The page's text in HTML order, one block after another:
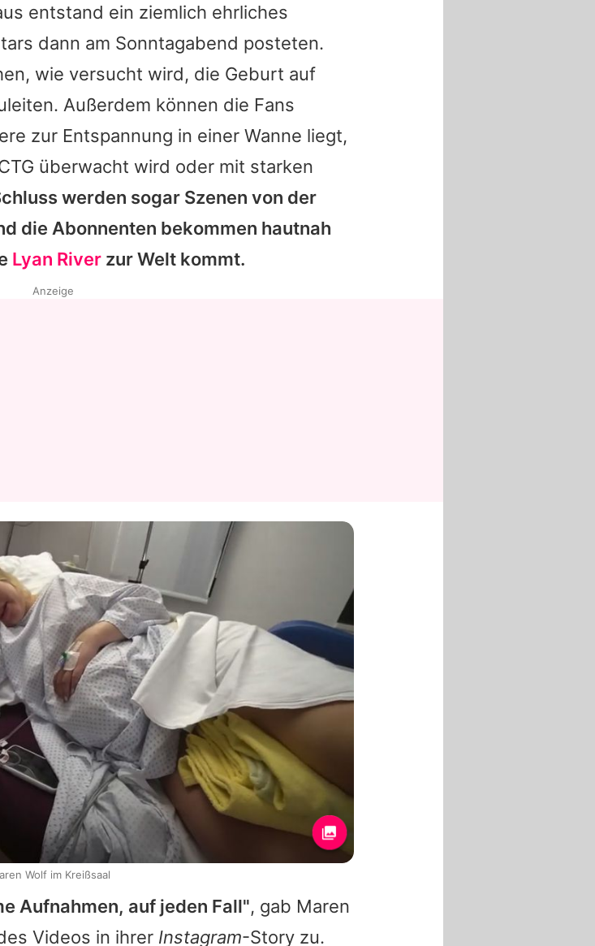
entstand ein ziemlich ehrliches
dann am Sonntagabend posteten.
wie versucht wird, die Geburt auf
Außerdem können die Fans
zur Entspannung in einer Wanne liegt,
überwacht wird oder mit starken
werden sogar Szenen von der
die Abonnenten bekommen hautnah
Lyan River zur Welt kommt.
Aufnahmen, auf jeden Fall", gab Maren
Videos in ihrer Instagram-Story zu.
Anzeige
Wolf im Kreißsaal